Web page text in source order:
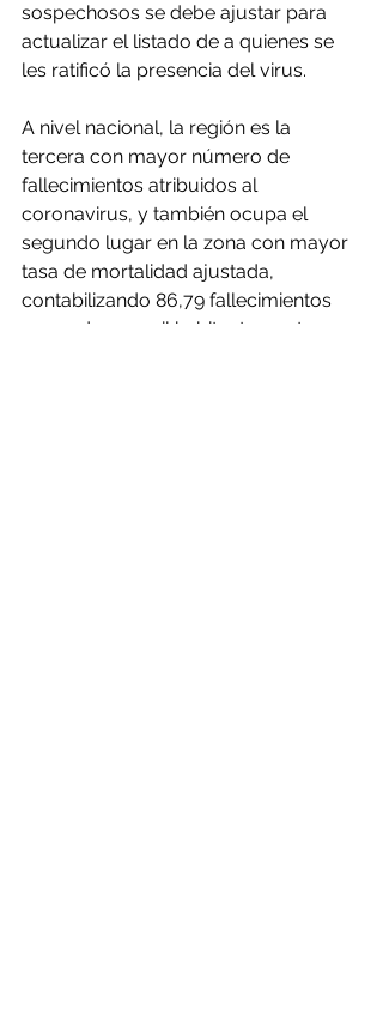
sospechosos se debe ajustar para
actualizar el listado de a quienes se
les ratificó la presencia del virus.
A nivel nacional, la región es la
tercera con mayor número de
fallecimientos atribuidos al
coronavirus, y también ocupa el
segundo lugar en la zona con mayor
tasa de mortalidad ajustada,
contabilizando 86,79 fallecimientos
por cada 100 mil habitantes, entre